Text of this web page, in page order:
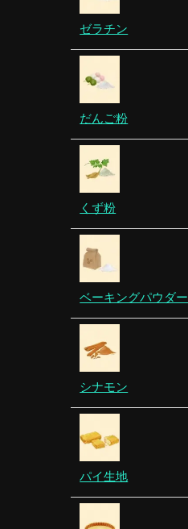
ゼラチン
だんご粉
くず粉
ベーキングパウダー
シナモン
パイ生地